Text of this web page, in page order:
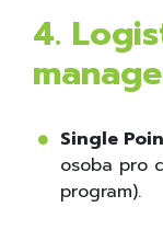
4.
Single
osoba pro
program).